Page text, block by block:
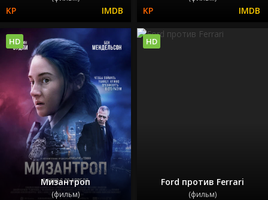
Мизантроп
(фильм)
HD
Ford против Ferrari
(фильм)
HD